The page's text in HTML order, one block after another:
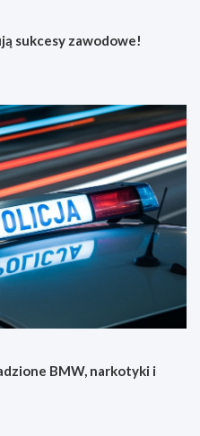
sukcesy zawodowe!
BMW, narkotyki i